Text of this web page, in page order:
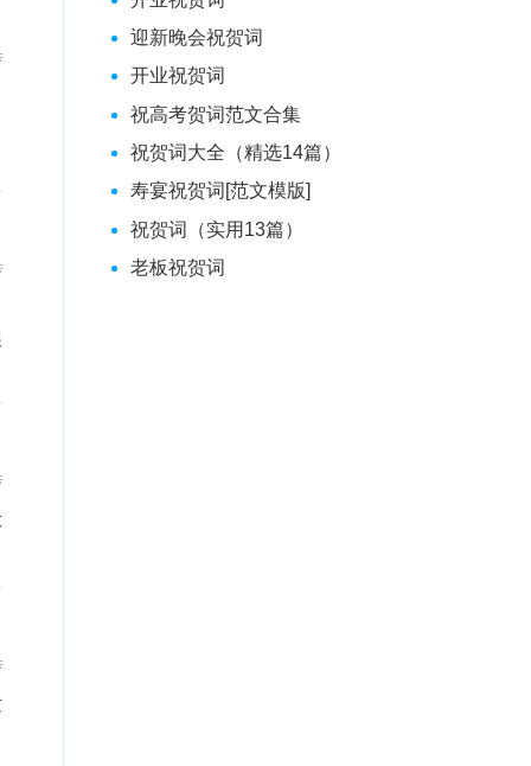
迎新晚会祝贺词
开业祝贺词
祝高考贺词范文合集
祝贺词大全（精选14篇）
寿宴祝贺词[范文模版]
祝贺词（实用13篇）
老板祝贺词